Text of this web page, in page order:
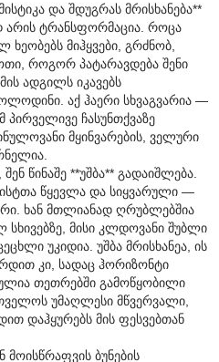
და შდუგრას მრისხანება**
არის ტრანსფორმაცია. როცა
მიჰყვები, გრძნობ,
როგორ პატარავდება შენი
ადგილს იკავებს
აქ ჰაერი სხვაგვარია —
ჩასუნთქვაზე
მყინვარების, ველური
წინაშე **უშბა** გადაიშლება.
წყევლა და სიყვარული —
ხან მთლიანად ღრუბლებშია
სხივებზე, მისი კლდოვანი შუბლი
უკიდია. უშბა მრისხანეა, ის
კი, სადაც ჰორიზონტი
თეთრებში გამოწყობილი
უმაღლესი მწვერვალი,
დაჰყურებს მის ფესვებთან
ბუნების